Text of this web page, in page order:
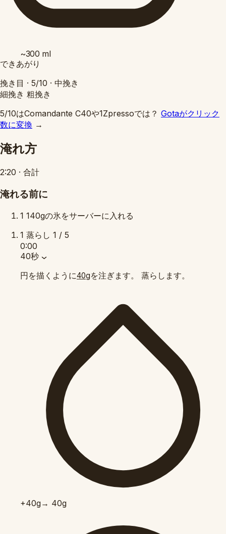
~300 ml
できあがり
挽き目 · 5/10 · 中挽き
細挽き 粗挽き
5/10はComandante C40や1Zpressoでは？ Gotaがクリック
数に変換 →
淹れ方
2:20 · 合計
淹れる前に
1 140gの氷をサーバーに入れる
1 蒸らし 1 / 5
0:00
40秒
円を描くように40gを注ぎます。 蒸らします。
+40g→ 40g